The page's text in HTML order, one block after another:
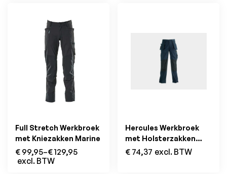
Full Stretch Werkbroek
met Kniezakken Marine
€ 99,95–€129,95
excl. BTW
Hercules Werkbroek
met Holsterzakken
Marine/zwart
€ 74,37 excl. BTW